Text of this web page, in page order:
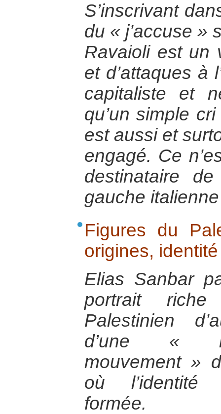
S’inscrivant
du « j’accuse »
Ravaioli est un
et d’attaques à
capitaliste et
qu’un simple
est aussi et
engagé. Ce
destinataire
gauche
Figures du
origines,
Elias Sanbar
portrait
Palestinien
d’une «
mouvement »
où l’identité
formée.